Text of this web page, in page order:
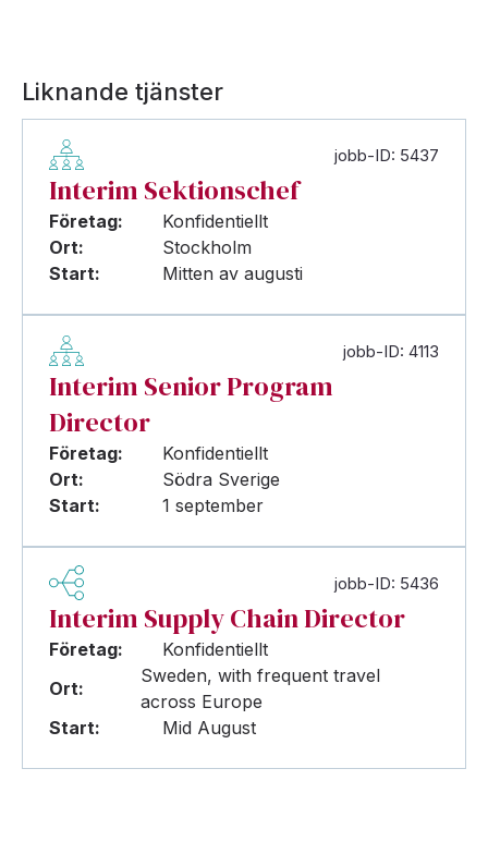
Liknande tjänster
jobb-ID: 5437
Interim Sektionschef
Företag:
Konfidentiellt
Ort:
Stockholm
Start:
Mitten av augusti
jobb-ID: 4113
Interim Senior Program
Director
Företag:
Konfidentiellt
Ort:
Södra Sverige
Start:
1 september
jobb-ID: 5436
Interim Supply Chain Director
Företag:
Konfidentiellt
Ort:
Sweden, with frequent travel
across Europe
Start:
Mid August